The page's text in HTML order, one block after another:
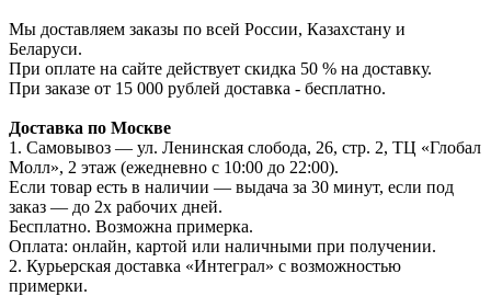
Мы доставляем заказы по всей России, Казахстану и
Беларуси.
При оплате на сайте действует скидка 50 % на доставку.
При заказе от 15 000 рублей доставка - бесплатно.
Доставка по Москве
1. Самовывоз — ул. Ленинская слобода, 26, стр. 2, ТЦ «Глобал
Молл», 2 этаж (ежедневно с 10:00 до 22:00).
Если товар есть в наличии — выдача за 30 минут, если под
заказ — до 2х рабочих дней.
Бесплатно. Возможна примерка.
Оплата: онлайн, картой или наличными при получении.
2. Курьерская доставка «Интеграл» с возможностью
примерки.